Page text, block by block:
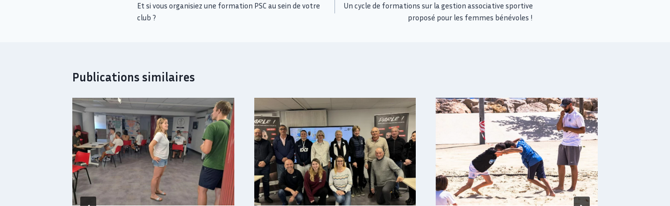
Et si vous organisiez une formation PSC au sein de votre
club ?
Un cycle de formations sur la gestion associative sportive
proposé pour les femmes bénévoles !
Publications similaires